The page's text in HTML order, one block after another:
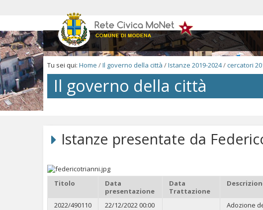
|
Salta
alla
navigazione
Tu sei qui: Home /Il governo della città /Istanze 2019-2024/cercatori
Il governo della città
Salta
navigazione
Istanze presentate da
Titolo
Data
presentazione
Data
Trattazione
2022/490110 22/12/2022 00:00
Adozione